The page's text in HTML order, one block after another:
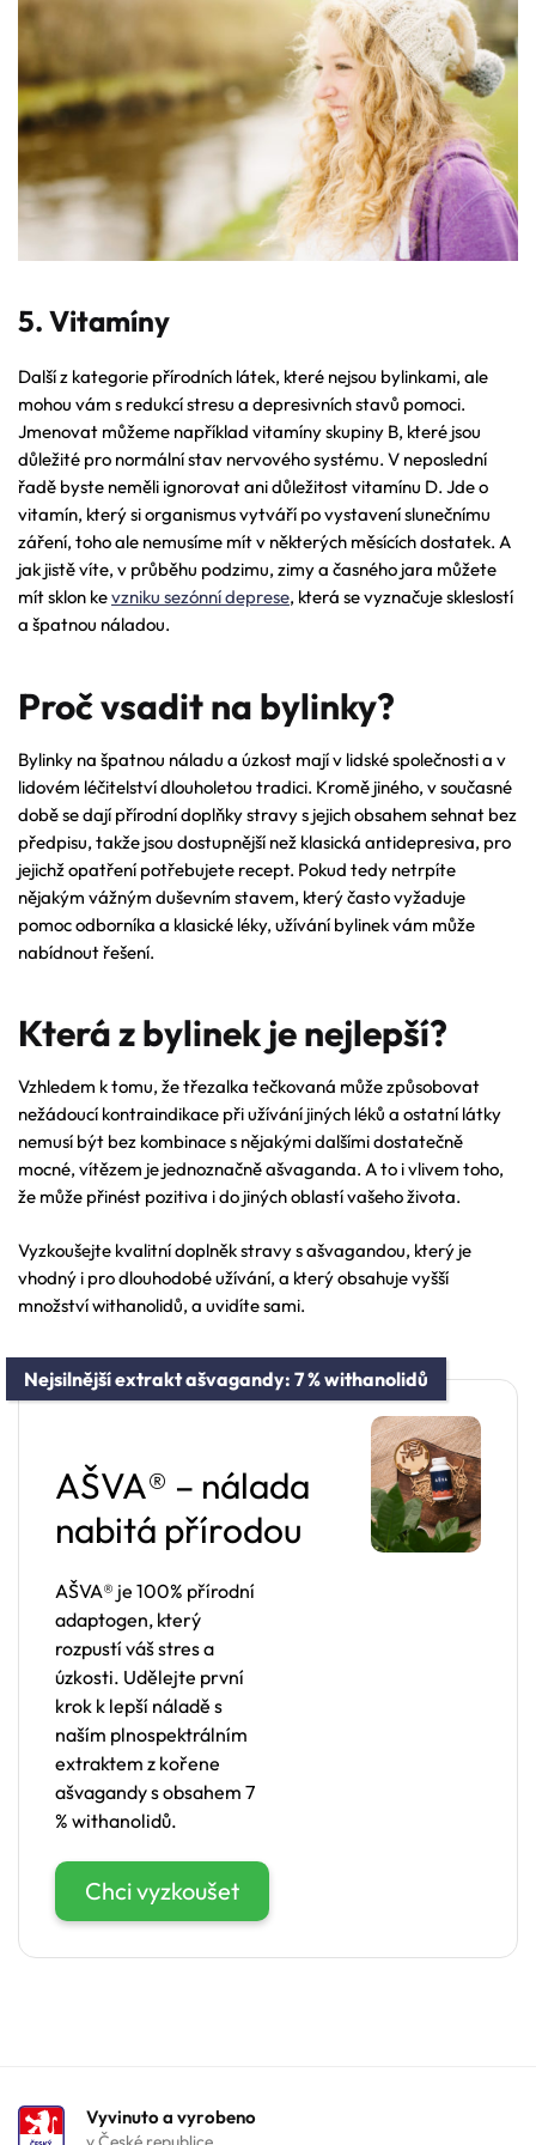
5. Vitamíny
Další z kategorie přírodních látek, které nejsou bylinkami, ale
mohou vám s redukcí stresu a depresivních stavů pomoci.
Jmenovat můžeme například vitamíny skupiny B, které jsou
důležité pro normální stav nervového systému. V neposlední
řadě byste neměli ignorovat ani důležitost vitamínu D. Jde o
vitamín, který si organismus vytváří po vystavení slunečnímu
záření, toho ale nemusíme mít v některých měsících dostatek. A
jak jistě víte, v průběhu podzimu, zimy a časného jara můžete
mít sklon kevzniku sezónní deprese, která se vyznačuje skleslostí
a špatnou náladou.
Proč vsadit na bylinky?
Bylinky na špatnou náladu a úzkost mají v lidské společnosti a v
lidovém léčitelství dlouholetou tradici. Kromě jiného, v současné
době se dají přírodní doplňky stravy s jejich obsahem sehnat bez
předpisu, takže jsou dostupnější než klasická antidepresiva, pro
jejichž opatření potřebujete recept. Pokud tedy netrpíte
nějakým vážným duševním stavem, který často vyžaduje
pomoc odborníka a klasické léky, užívání bylinek vám může
nabídnout řešení.
Která z bylinek je nejlepší?
Vzhledem k tomu, že třezalka tečkovaná může způsobovat
nežádoucí kontraindikace při užívání jiných léků a ostatní látky
nemusí být bez kombinace s nějakými dalšími dostatečně
mocné, vítězem je jednoznačně ašvaganda. A to i vlivem toho,
že může přinést pozitiva i do jiných oblastí vašeho života.
Vyzkoušejte kvalitní doplněk stravy s ašvagandou, který je
vhodný i pro dlouhodobé užívání, a který obsahuje vyšší
množství withanolidů, a uvidíte sami.
Nejsilnější extrakt ašvagandy: 7 % withanolidů
AŠVA® – nálada
nabitá přírodou
AŠVA® je 100% přírodní
adaptogen, který
rozpustí váš stres a
úzkosti. Udělejte první
krok k lepší náladě s
naším plnospektrálním
extraktem z kořene
ašvagandy s obsahem 7
% withanolidů.
Chci vyzkoušet
Vyvinuto a vyrobeno